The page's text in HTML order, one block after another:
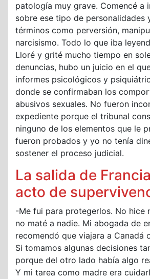
patología muy grave. Comencé a
sobre ese tipo de personalidades
términos como perversión,
narcisismo. Todo lo que iba
Lloré y grité mucho tiempo en
denuncias, hubo un juicio en el
informes psicológicos y
donde se confirmaban los
abusivos sexuales. No fueron
expediente porque el tribunal
ninguno de los elementos que le
fueron probados y yo no tenía
sostener el proceso judicial.
La salida de
acto de
-Me fui para protegerlos. No hice
no maté a nadie. Mi abogada de
recomendó que viajara a Canadá
Si tomamos algunas decisiones
porque del otro lado había algo
Y mi tarea como madre era